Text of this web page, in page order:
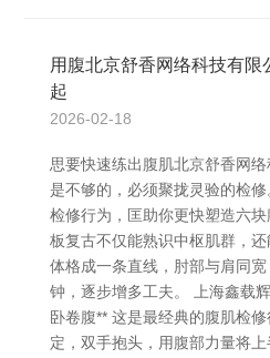
用腹北京舒香网络科技有限
起
2026-02-18
思要快速练出腹肌北京舒香网
是不够的，必须聚拢灵验的检
检修行为，匡助你更快塑造六
板复古不仅能熟识中枢肌群，
体格成一条直线，肘部与肩同
钟，逐步增多工夫。 上海鑫载
卧卷腹** 这是最经典的腹肌检
定，双手抱头，用腹部力量将